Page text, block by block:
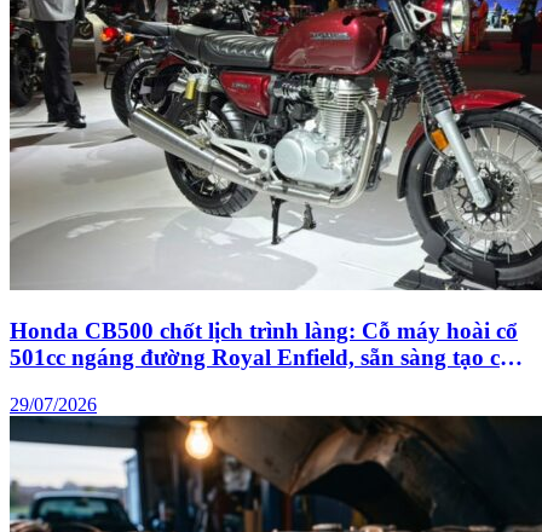
Honda CB500 chốt lịch trình làng: Cỗ máy hoài cổ
501cc ngáng đường Royal Enfield, sẵn sàng tạo cơn
29/07/2026